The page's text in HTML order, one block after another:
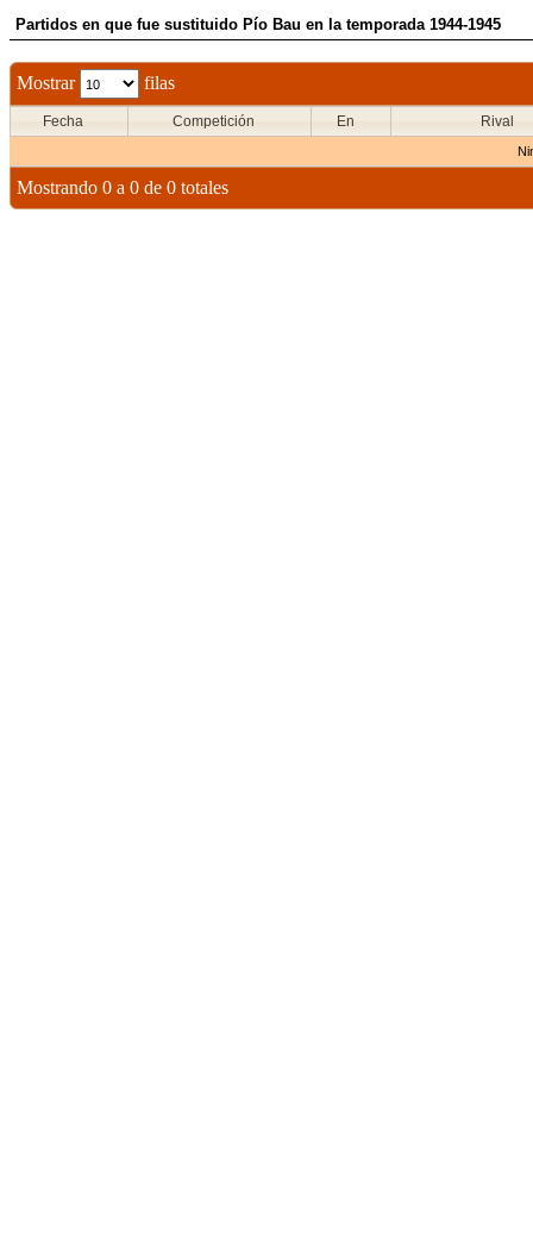
Partidos en que fue sustituido Pío Bau en la temporada 1944-1945
Mostrar filas
Fecha Competición En Rival
Mostrando 0 a 0 de 0 totales